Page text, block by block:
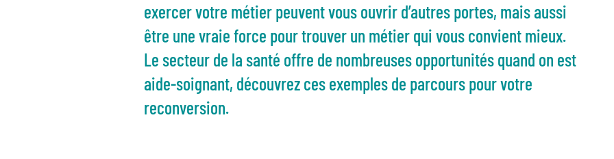
exercer votre métier peuvent vous ouvrir d’autres portes, mais aussi
être une vraie force pour trouver un métier qui vous convient mieux.
Le secteur de la santé offre de nombreuses opportunités quand on est
aide-soignant, découvrez ces exemples de parcours pour votre
reconversion.